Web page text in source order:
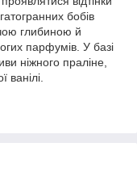
бобів
глибиною й
парфумів. У базі
ніжного праліне,
ванілі.